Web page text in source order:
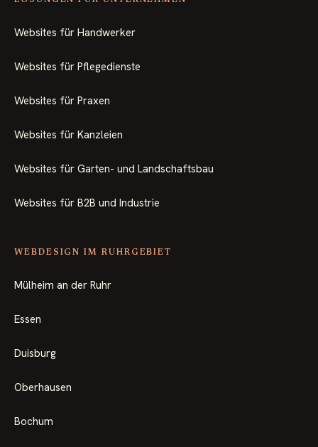
Websites für Handwerker
Websites für Pflegedienste
Websites für Praxen
Websites für Kanzleien
Websites für Garten- und Landschaftsbau
Websites für B2B und Industrie
WEBDESIGN IM RUHRGEBIET
Mülheim an der Ruhr
Essen
Duisburg
Oberhausen
Bochum